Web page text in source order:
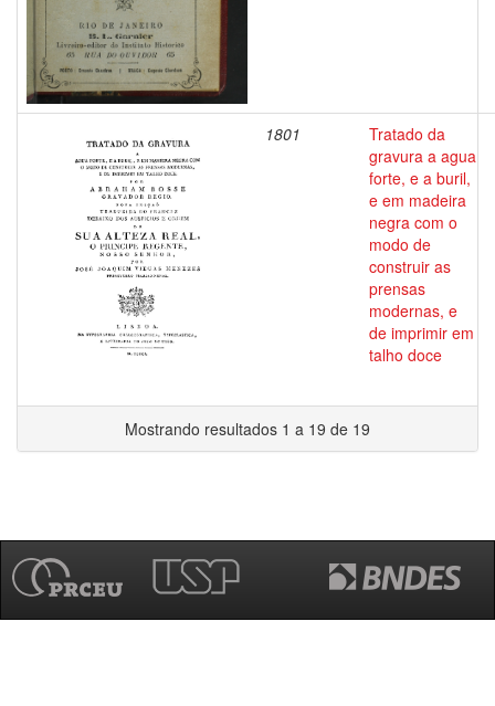
1801
Tratado da
gravura a agua
forte, e a buril,
e em madeira
negra com o
modo de
construir as
prensas
modernas, e
de imprimir em
talho doce
Mostrando resultados 1 a 19 de 19